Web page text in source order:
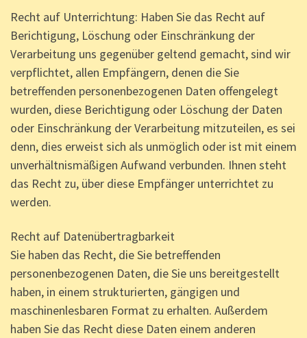
Recht auf Unterrichtung: Haben Sie das Recht auf
Berichtigung, Löschung oder Einschränkung der
Verarbeitung uns gegenüber geltend gemacht, sind wir
verpflichtet, allen Empfängern, denen die Sie
betreffenden personenbezogenen Daten offengelegt
wurden, diese Berichtigung oder Löschung der Daten
oder Einschränkung der Verarbeitung mitzuteilen, es sei
denn, dies erweist sich als unmöglich oder ist mit einem
unverhältnismäßigen Aufwand verbunden. Ihnen steht
das Recht zu, über diese Empfänger unterrichtet zu
werden.
Recht auf Datenübertragbarkeit
Sie haben das Recht, die Sie betreffenden
personenbezogenen Daten, die Sie uns bereitgestellt
haben, in einem strukturierten, gängigen und
maschinenlesbaren Format zu erhalten. Außerdem
haben Sie das Recht diese Daten einem anderen